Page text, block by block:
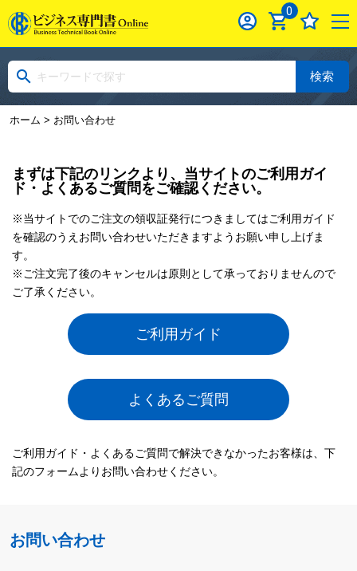
0
検索
ホーム > お問い合わせ
まずは下記のリンクより、当サイトのご利用ガイ
ド・よくあるご質問をご確認ください。
※当サイトでのご注文の領収証発行につきましてはご利用ガイド
を確認のうえお問い合わせいただきますようお願い申し上げま
す。
※ご注文完了後のキャンセルは原則として承っておりませんので
ご了承ください。
ご利用ガイド
よくあるご質問
ご利用ガイド・よくあるご質問で解決できなかったお客様は、下
記のフォームよりお問い合わせください。
お問い合わせ